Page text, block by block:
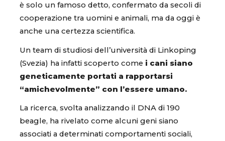
è solo un famoso detto, confermato da secoli di
cooperazione tra uomini e animali, ma da oggi è
anche una certezza scientifica.
Un team di studiosi dell’università di Linkoping
(Svezia) ha infatti scoperto come i cani siano
geneticamente portati a rapportarsi
“amichevolmente” con l’essere umano.
La ricerca, svolta analizzando il DNA di 190
beagle, ha rivelato come alcuni geni siano
associati a determinati comportamenti sociali,